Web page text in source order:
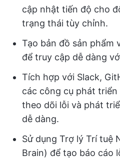
cập nhật tiến độ cho
trạng thái tùy chỉnh.
Tạo bản đồ sản phẩm
để truy cập dễ dàng
Tích hợp với Slack,
các công cụ phát
theo dõi lỗi và phát
dễ dàng.
Sử dụng Trợ lý Trí tuệ
Brain) để tạo báo cáo